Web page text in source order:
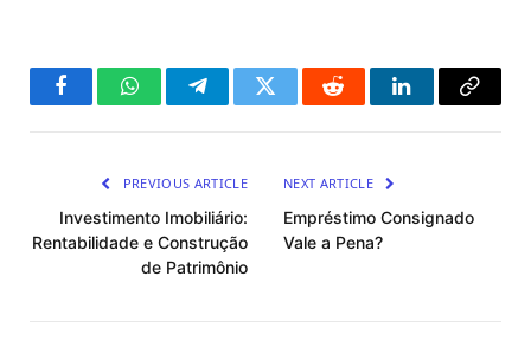
FacebookWhatsAppTelegramTwitter Reddit LinkedInCopy
PREVIOUS ARTICLE
Investimento Imobiliário:
Rentabilidade e Construção
de Patrimônio
NEXT ARTICLE
Empréstimo Consignado
Vale a Pena?